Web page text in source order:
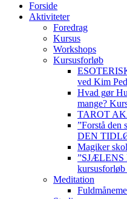
Forside
Aktiviteter
Foredrag
Kursus
Workshops
Kursusforløb
ved Kim
Hvad gør
mange?
TAROT
”Forstå den
DEN
Magiker
”SJÆLENS
Meditation